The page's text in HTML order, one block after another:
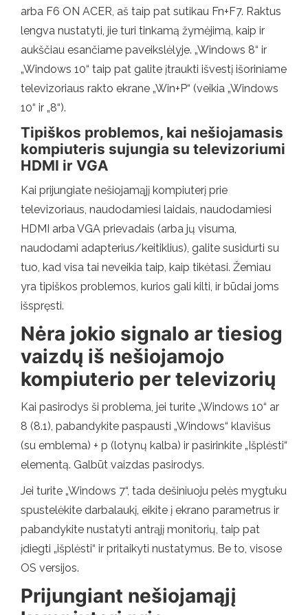
arba F6 ON ACER, aš taip pat sutikau Fn+F7. Raktus
lengva nustatyti, jie turi tinkamą žymėjimą, kaip ir
aukščiau esančiame paveikslėlyje. „Windows 8“ ir
„Windows 10“ taip pat galite įtraukti išvestį išoriniame
televizoriaus rakto ekrane „Win+P“ (veikia „Windows
10“ ir „8“).
Tipiškos problemos, kai nešiojamasis
kompiuteris sujungia su televizoriumi
HDMI ir VGA
Kai prijungiate nešiojamąjį kompiuterį prie
televizoriaus, naudodamiesi laidais, naudodamiesi
HDMI arba VGA prievadais (arba jų visuma,
naudodami adapterius/keitiklius), galite susidurti su
tuo, kad visa tai neveikia taip, kaip tikėtasi. Žemiau
yra tipiškos problemos, kurios gali kilti, ir būdai joms
išspręsti.
Nėra jokio signalo ar tiesiog
vaizdų iš nešiojamojo
kompiuterio per televizorių
Kai pasirodys ši problema, jei turite „Windows 10“ ar
8 (8.1), pabandykite paspausti „Windows“ klavišus
(su emblema) + p (lotynų kalba) ir pasirinkite „Išplėsti“
elementą. Galbūt vaizdas pasirodys.
Jei turite „Windows 7“, tada dešiniuoju pelės mygtuku
spustelėkite darbalaukį, eikite į ekrano parametrus ir
pabandykite nustatyti antrąjį monitorių, taip pat
įdiegti „išplėsti“ ir pritaikyti nustatymus. Be to, visose
OS versijos.
Prijungiant nešiojamąjį